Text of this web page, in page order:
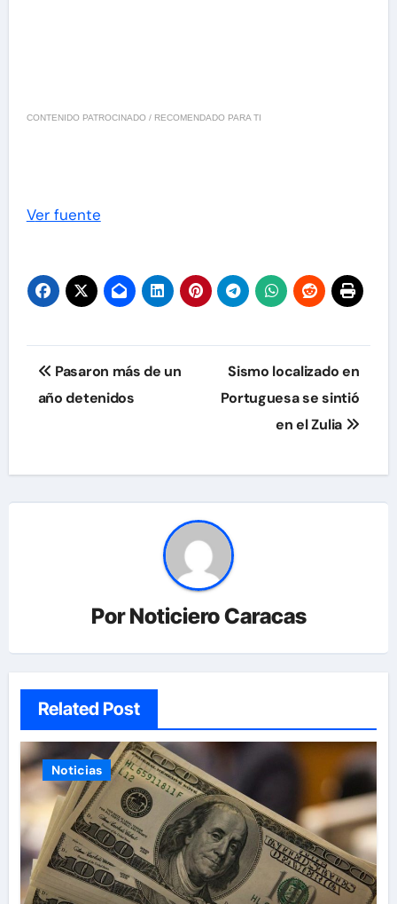
CONTENIDO PATROCINADO / RECOMENDADO PARA TI
Ver fuente
Navegación
de
Pasaron más de un
año detenidos
Sismo localizado en
Portuguesa se sintió
en el Zulia
PorNoticiero Caracas
Related Post
Noticias